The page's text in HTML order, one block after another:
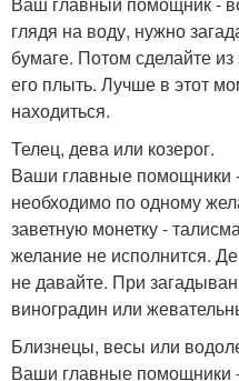
глядя на воду, нужно
бумаге. Потом сделайте из
его плыть. Лучше в этот
находиться.
Телец, дева или козерог.
Ваши главные помощники
необходимо по одному
заветную монетку -
желание не исполнится.
не давайте. При
виноградин или
Близнецы, весы или
Ваши главные помощники